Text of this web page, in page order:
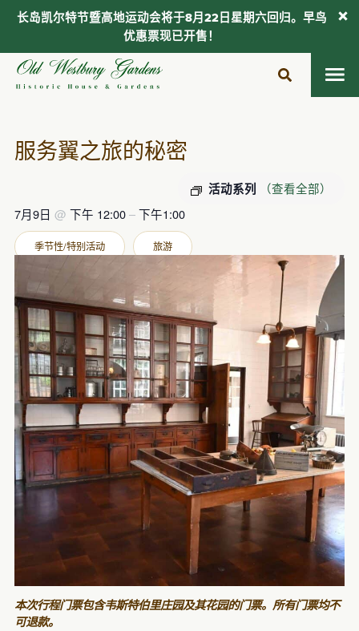
服务翼之旅的秘密
活动系列
（查看全部）
7月9日 @ 下午 12:00–下午1:00
季节性/特别活动 旅游
本次行程门票包含韦斯特伯里庄园及其花园的门票。所有门票均不
可退款。
长岛凯尔特节暨高地运动会将于8月22日星期六回归。早鸟
优惠票现已开售！